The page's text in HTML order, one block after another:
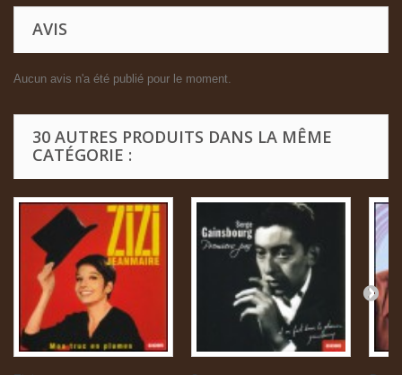
AVIS
Aucun avis n'a été publié pour le moment.
30 AUTRES PRODUITS DANS LA MÊME
CATÉGORIE :